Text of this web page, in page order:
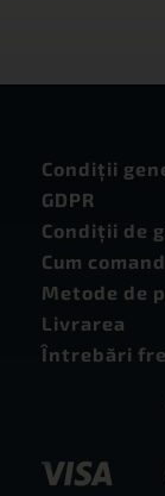
Condiţii
GDPR
Condiţii de
Cum comand
Metode de
Livrarea
Întrebări